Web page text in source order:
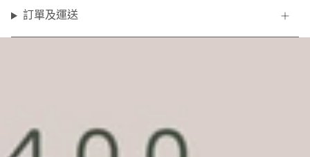
訂單及運送